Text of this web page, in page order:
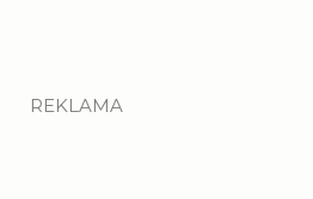
REKLAMA